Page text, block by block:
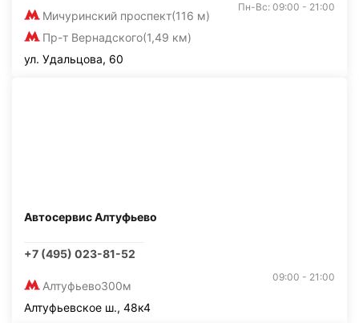
Мичуринский проспект(116 м)
Пр-т Вернадского(1,49 км)
Пн-Вс: 09:00 - 21:00
ул. Удальцова, 60
Автосервис Алтуфьево
+7 (495) 023-81-52
Алтуфьево300м
09:00 - 21:00
Алтуфьевское ш., 48к4